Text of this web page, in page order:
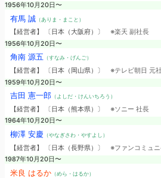
1956年10月20日〜
有馬 誠（ありま・まこと）
【経営者】 〔日本（大阪府）〕 ※楽天 副社長
1956年10月20日〜
角南 源五 （すなみ・げんご）
【経営者】 〔日本（岡山県）〕 ※テレビ朝日 元
1959年10月20日〜
吉田 憲一郎（よしだ・けんいちろう）
【経営者】 〔日本（熊本県）〕 ※ソニー 社長
1964年10月20日〜
柳澤 安慶 （やなぎさわ・やすよし）
【経営者】 〔日本（長野県）〕 ※ファンコミュ
1987年10月20日〜
米良 はるか（めら・はるか）